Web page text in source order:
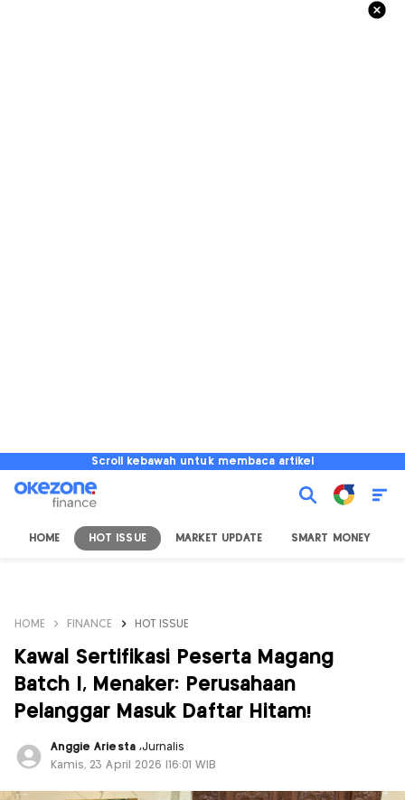
Scroll kebawah untuk membaca artikel
HOME HOT ISSUE MARKET UPDATE SMART MONEY
HOME FINANCE HOT ISSUE
Kawal Sertifikasi Peserta Magang
Batch I, Menaker: Perusahaan
Pelanggar Masuk Daftar Hitam!
Anggie Ariesta ,Jurnalis
Kamis, 23 April 2026 |16:01 WIB